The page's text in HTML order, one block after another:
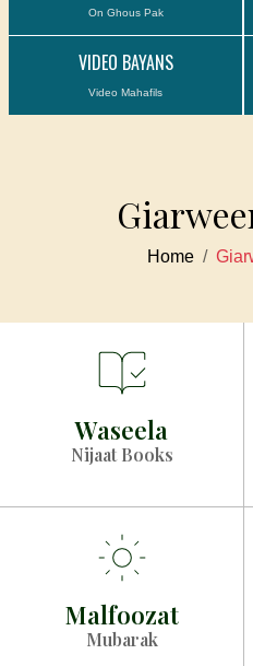
On Ghous Pak
VIDEO BAYANS
Video Mahafils
Home
Waseela
Nijaat Books
Malfoozat
Mubarak